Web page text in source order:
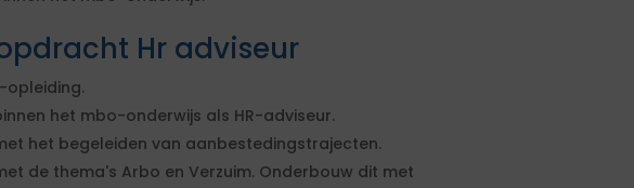
Hr adviseur
het mbo-onderwijs als HR-adviseur.
het begeleiden van aanbestedingstrajecten.
de thema's Arbo en Verzuim. Onderbouw dit met